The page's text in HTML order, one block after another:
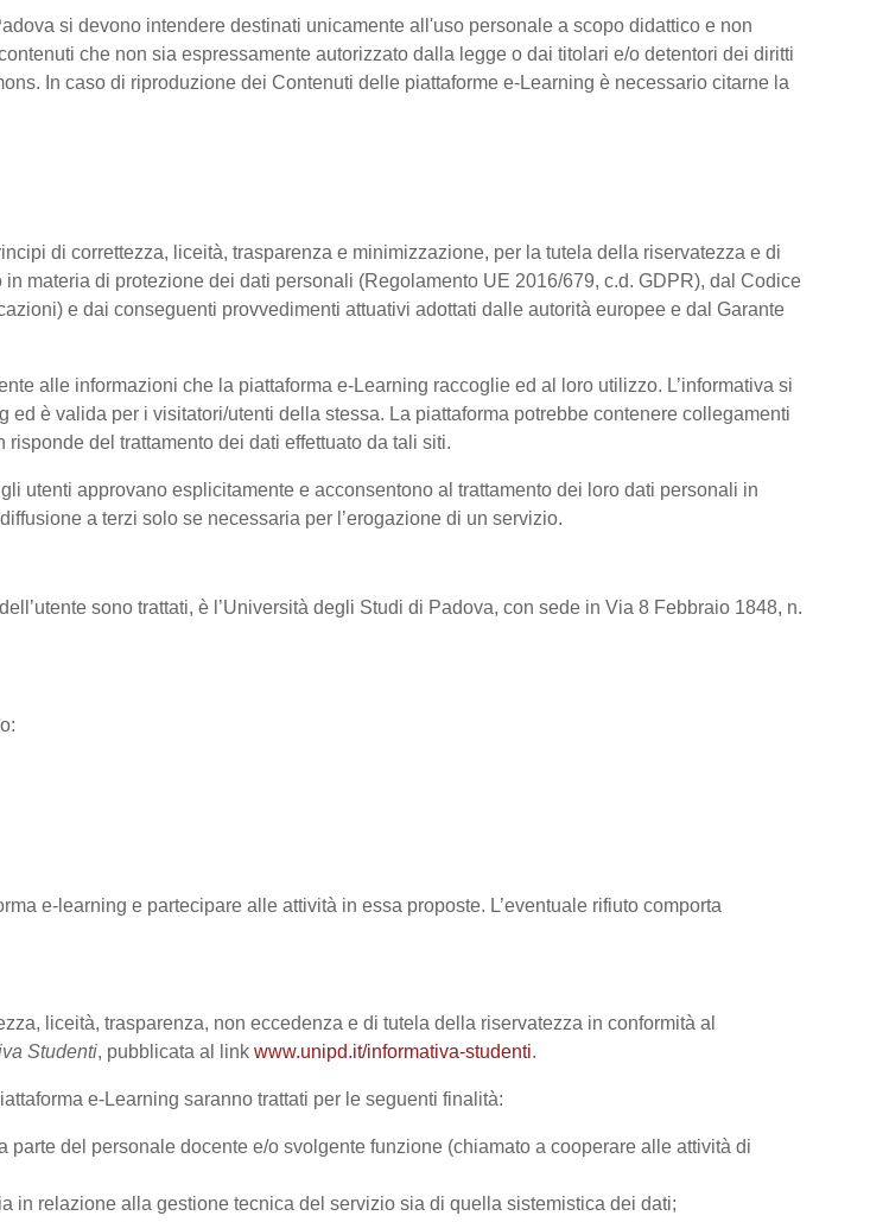
si devono intendere destinati unicamente all'uso personale a scopo didattico e non
che non sia espressamente autorizzato dalla legge o dai titolari e/o detentori dei diritti
In caso di riproduzione dei Contenuti delle piattaforme e-Learning è necessario citarne la
di correttezza, liceità, trasparenza e minimizzazione, per la tutela della riservatezza e di
materia di protezione dei dati personali (Regolamento UE 2016/679, c.d. GDPR), dal Codice
e dai conseguenti provvedimenti attuativi adottati dalle autorità europee e dal Garante
alle informazioni che la piattaforma e-Learning raccoglie ed al loro utilizzo. L’informativa si
è valida per i visitatori/utenti della stessa. La piattaforma potrebbe contenere collegamenti
del trattamento dei dati effettuato da tali siti.
utenti approvano esplicitamente e acconsentono al trattamento dei loro dati personali in
a terzi solo se necessaria per l’erogazione di un servizio.
sono trattati, è l’Università degli Studi di Padova, con sede in Via 8 Febbraio 1848, n.
e-learning e partecipare alle attività in essa proposte. L’eventuale rifiuto comporta
liceità, trasparenza, non eccedenza e di tutela della riservatezza in conformità al
Studenti, pubblicata al link www.unipd.it/informativa-studenti.
e-Learning saranno trattati per le seguenti finalità:
del personale docente e/o svolgente funzione (chiamato a cooperare alle attività di
in relazione alla gestione tecnica del servizio sia di quella sistemistica dei dati;